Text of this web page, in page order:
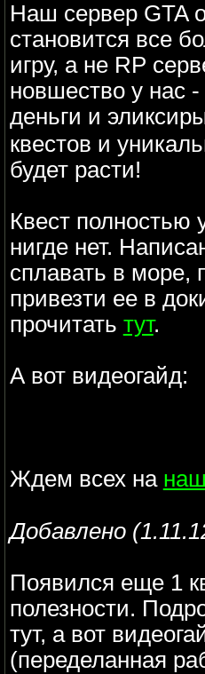
Наш сервер GTA
становится все
игру, а не RP
новшество у нас
деньги и
квестов и
будет расти!
Квест полностью
нигде нет.
сплавать в море,
привезти ее в
прочитать тут.
А вот видеогайд:
Ждем всех на
Добавлено
Появился еще 1
полезности.
тут, а вот
(переделанная